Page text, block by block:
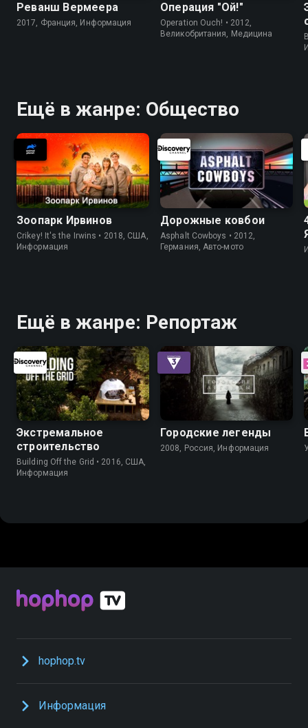
Реванш Вермеера
2017, Франция, Информация
Операция "Ой!"
Operation Ouch! • 2012,
Великобритания, Медицина
Ещё в жанре: Общество
Зоопарк Ирвинов
Crikey! It's the Irwins • 2018, США,
Информация
Дорожные ковбои
Asphalt Cowboys • 2012,
Германия, Авто-мото
Ещё в жанре: Репортаж
Экстремальное
строительство
Building Off the Grid • 2016, США,
Информация
Городские легенды
2008, Россия, Информация
hophop.tv
Информация